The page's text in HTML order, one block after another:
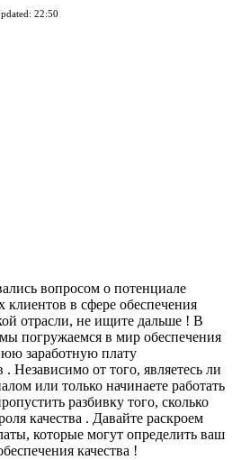
22:50
вопросом о потенциале
клиентов в сфере обеспечения
отрасли, не ищите дальше ! В
погружаемся в мир обеспечения
заработную плату
Независимо от того, являетесь ли
или только начинаете работать
разбивку того, сколько
качества . Давайте раскроем
которые могут определить ваш
качества !